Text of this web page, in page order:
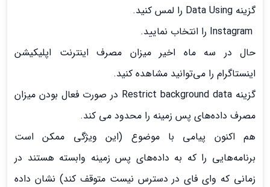
گزینه Data Using را لمس کنید.
حال در سه ماه اخیر میزان مصرف اینترنت اپلیکیشن
اینستاگرام را می‌توانید مشاهده کنید.
گزینه Restrict background data در صورت فعال بودن میزان
مصرف داده‌های پس زمینه را محدود می کند.
هم اکنون پیامی با موضوع (این ویژگی ممکن است
برنامه‌هایی را که به داده‌های پس زمینه وابسته هستند در
زمانی که وای فای در دسترس نیست متوقف کند) نشان داده